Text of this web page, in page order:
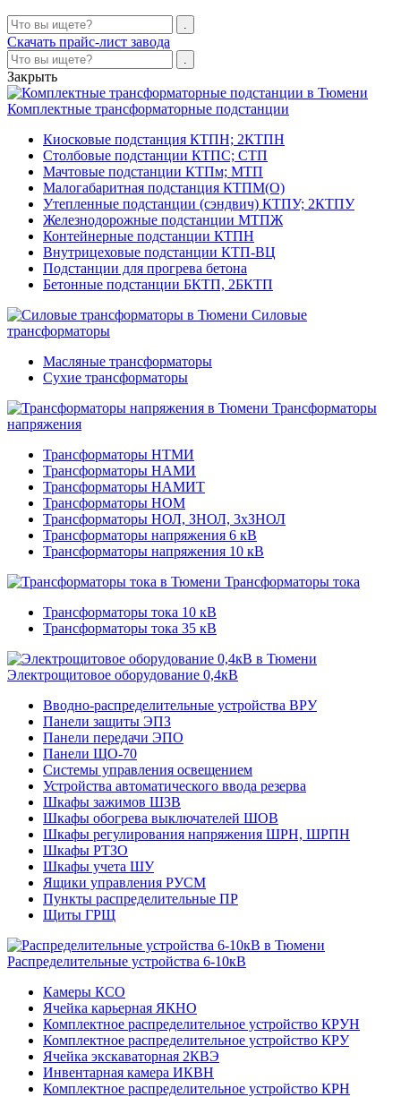
Скачать прайс-лист завода
Закрыть
Комплектные трансформаторные подстанции
Киосковые подстанция КТПН; 2КТПН
Столбовые подстанции КТПС; СТП
Мачтовые подстанции КТПм; МТП
Малогабаритная подстанция КТПМ(О)
Утепленные подстанции (сэндвич) КТПУ; 2КТПУ
Железнодорожные подстанции МТПЖ
Контейнерные подстанции КТПН
Внутрицеховые подстанции КТП-ВЦ
Подстанции для прогрева бетона
Бетонные подстанции БКТП, 2БКТП
Силовые
трансформаторы
Масляные трансформаторы
Сухие трансформаторы
Трансформаторы
напряжения
Трансформаторы НТМИ
Трансформаторы НАМИ
Трансформаторы НАМИТ
Трансформаторы НОМ
Трансформаторы НОЛ, ЗНОЛ, 3хЗНОЛ
Трансформаторы напряжения 6 кВ
Трансформаторы напряжения 10 кВ
Трансформаторы тока
Трансформаторы тока 10 кВ
Трансформаторы тока 35 кВ
Электрощитовое оборудование 0,4кВ
Вводно-распределительные устройства ВРУ
Панели защиты ЭПЗ
Панели передачи ЭПО
Панели ЩО-70
Системы управления освещением
Устройства автоматического ввода резерва
Шкафы зажимов ШЗВ
Шкафы обогрева выключателей ШОВ
Шкафы регулирования напряжения ШРН, ШРПН
Шкафы РТЗО
Шкафы учета ШУ
Ящики управления РУСМ
Пункты распределительные ПР
Щиты ГРЩ
Распределительные устройства 6-10кВ
Камеры КСО
Ячейка карьерная ЯКНО
Комплектное распределительное устройство КРУН
Комплектное распределительное устройство КРУ
Ячейка экскаваторная 2КВЭ
Инвентарная камера ИКВН
Комплектное распределительное устройство КРН